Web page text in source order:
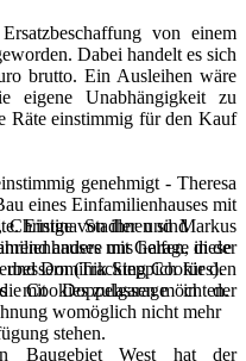
von einem
Dabei handelt es sich
brutto. Ein Ausleihen wäre
eigene Unabhängigkeit zu
Räte einstimmig für den Kauf
genehmigt - Theresa
eines Einfamilienhauses mit
Christina Stadler und Markus
mit Garage in der
und Dominik Steppich für den
mit Doppelgarage in der
Baugebiet West hat der
Einige von ihnen sind
andere uns helfen, diese
(Tracking Cookies).
Cookies zulassen möchten.
womöglich nicht mehr
stehen.